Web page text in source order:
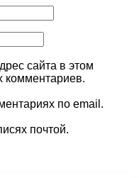
сайта в этом
комментариев.
по email.
почтой.